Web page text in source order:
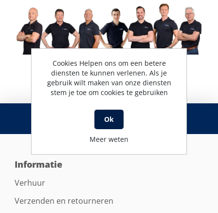
RSS
Informatie
Verhuur
Verzenden en retourneren
Cookies Helpen ons om een betere
diensten te kunnen verlenen. Als je
gebruik wilt maken van onze diensten
stem je toe om cookies te gebruiken
Ok
Meer weten